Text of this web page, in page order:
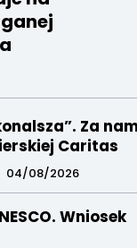
Za
Caritas
04/08/2026
Wniosek